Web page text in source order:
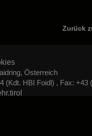
Zurück
Österreich
(Kdt. HBI Foidl) , Fax: +43